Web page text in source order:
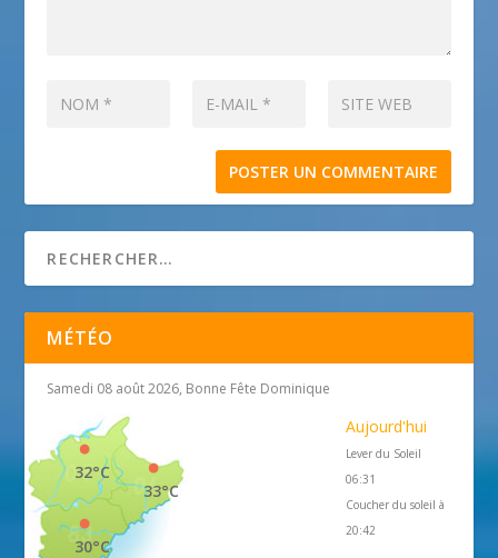
MÉTÉO
Samedi 08 août 2026, Bonne Fête Dominique
33°C
32°C
30°C
Aujourd'hui
Lever du Soleil
06:31
Coucher du soleil à
20:42